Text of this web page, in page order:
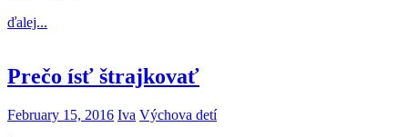
ďalej...
Prečo ísť štrajkovať
February 15, 2016 Iva Výchova detí